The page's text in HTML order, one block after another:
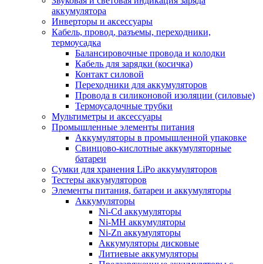
аккумулятора
Инверторы и аксессуары
Кабель, провод, разъемы, переходники,
термоусадка
Балансировочные провода и колодки
Кабель для зарядки (косичка)
Контакт силовой
Переходники для аккумуляторов
Провода в силиконовой изоляции (силовые)
Термоусадочные трубки
Мультиметры и аксессуары
Промышленные элементы питания
Аккумуляторы в промышленной упаковке
Свинцово-кислотные аккумуляторные
батареи
Сумки для хранения LiPo аккумуляторов
Тестеры аккумуляторов
Элементы питания, батареи и аккумуляторы
Аккумуляторы
Ni-Cd аккумуляторы
Ni-MH аккумуляторы
Ni-Zn аккумуляторы
Аккумуляторы дисковые
Литиевые аккумуляторы